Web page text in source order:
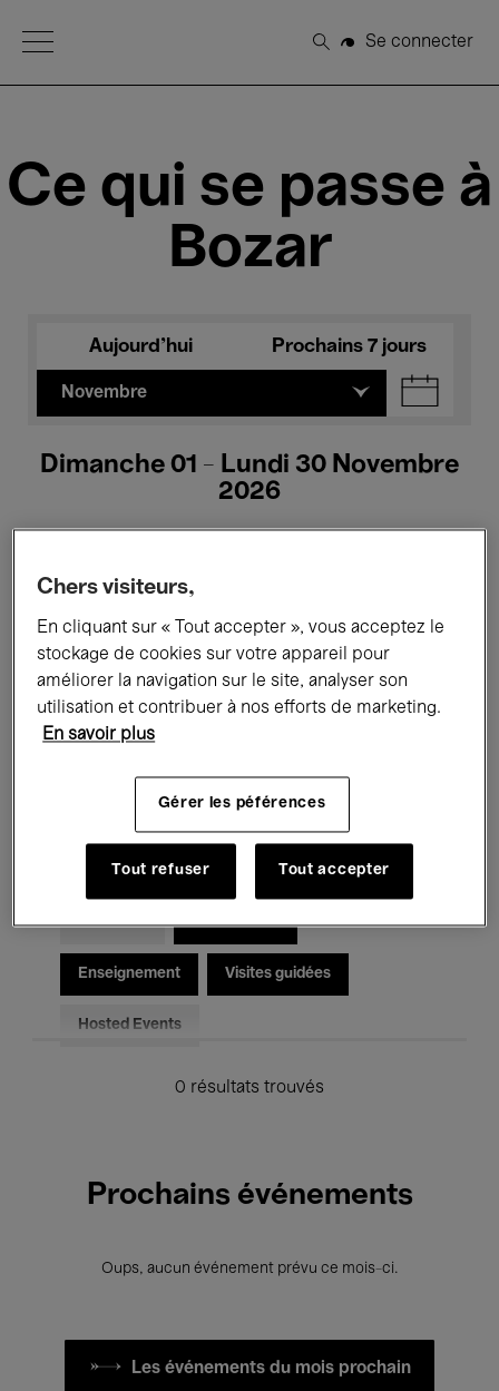
Open Menu
Rechercher
Se connecter
Ce qui se passe à
Bozar
Aujourd'hui Prochains 7 jours
Novembre
Dimanche 01 - Lundi 30 Novembre
2026
Tous les événements Concerts
Expositions Films Performances
Rencontres & Débats
Musique classique Global Music
Musique électronique
Pour tous Kids’ Palace
Enseignement Visites guidées
Hosted Events
0 résultats trouvés
Prochains événements
Oups, aucun événement prévu ce mois-ci.
Les événements du mois prochain
Chers visiteurs,
En cliquant sur « Tout accepter », vous acceptez le
stockage de cookies sur votre appareil pour
améliorer la navigation sur le site, analyser son
utilisation et contribuer à nos efforts de marketing.
En savoir plus
Gérer les péférences
Tout refuser Tout accepter